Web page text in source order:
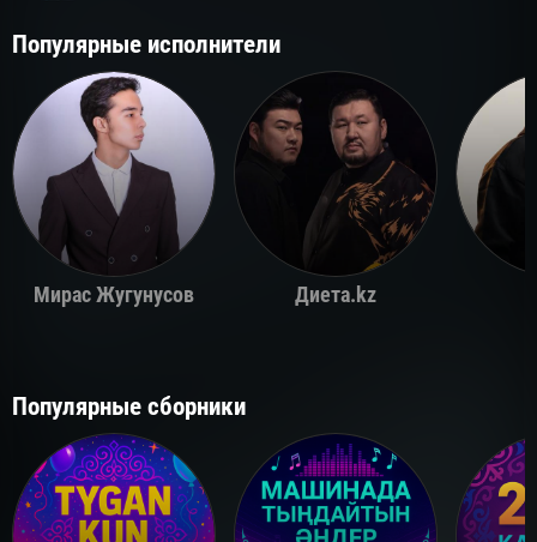
Популярные исполнители
Мирас Жугунусов Диета.kz
Популярные сборники